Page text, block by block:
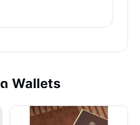
Wallets